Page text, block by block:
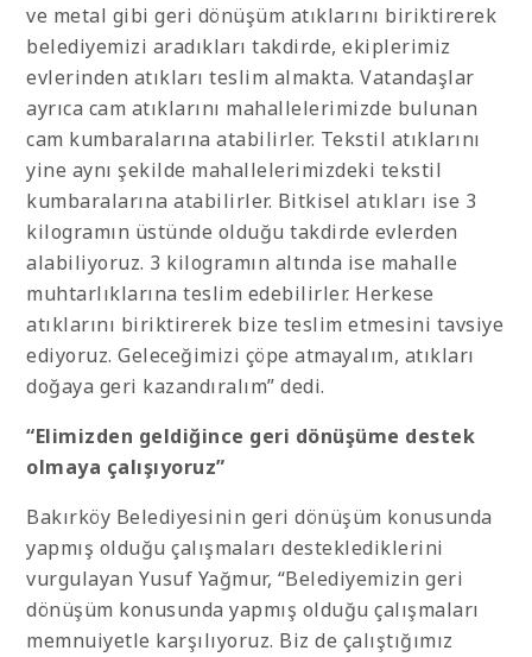
ve metal gibi geri dönüşüm atıklarını biriktirerek
belediyemizi aradıkları takdirde, ekiplerimiz
evlerinden atıkları teslim almakta. Vatandaşlar
ayrıca cam atıklarını mahallelerimizde bulunan
cam kumbaralarına atabilirler. Tekstil atıklarını
yine aynı şekilde mahallelerimizdeki tekstil
kumbaralarına atabilirler. Bitkisel atıkları ise 3
kilogramın üstünde olduğu takdirde evlerden
alabiliyoruz. 3 kilogramın altında ise mahalle
muhtarlıklarına teslim edebilirler. Herkese
atıklarını biriktirerek bize teslim etmesini tavsiye
ediyoruz. Geleceğimizi çöpe atmayalım, atıkları
doğaya geri kazandıralım” dedi.
“Elimizden geldiğince geri dönüşüme destek
olmaya çalışıyoruz”
Bakırköy Belediyesinin geri dönüşüm konusunda
yapmış olduğu çalışmaları desteklediklerini
vurgulayan Yusuf Yağmur, “Belediyemizin geri
dönüşüm konusunda yapmış olduğu çalışmaları
memnuiyetle karşılıyoruz. Biz de çalıştığımız